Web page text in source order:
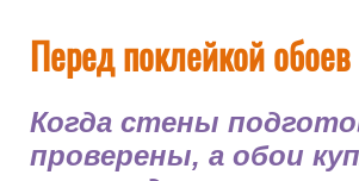
Перед поклейкой обоев
Когда стены
проверены, а обои